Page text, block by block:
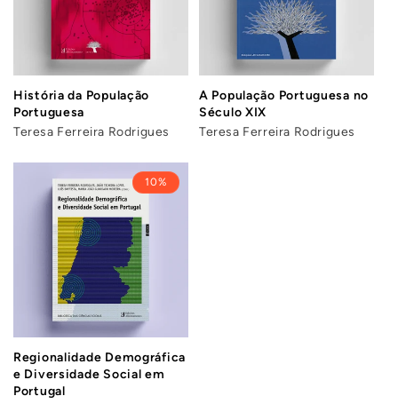
História da População
Portuguesa
Teresa Ferreira Rodrigues
A População Portuguesa no
Século XIX
Teresa Ferreira Rodrigues
10%
Regionalidade Demográfica
e Diversidade Social em
Portugal